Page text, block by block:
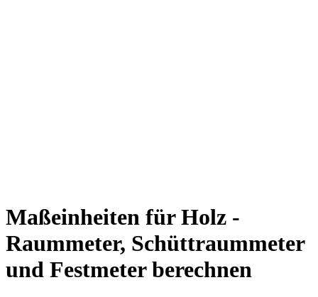
Maßeinheiten für Holz -
Raummeter, Schüttraummeter
und Festmeter berechnen